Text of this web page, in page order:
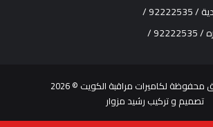
/
/
محفوظة لكاميرات مراقبة الكويت © 2026
تصميم و تركيب رشيد مزوار